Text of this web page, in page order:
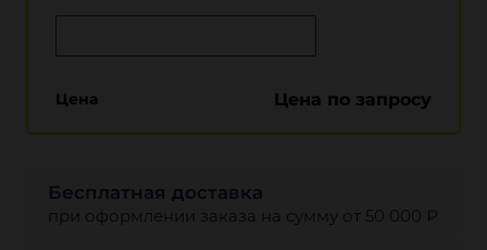
Цена Цена по запросу
Бесплатная доставка
при оформлении заказа на сумму от 50 000 ₽